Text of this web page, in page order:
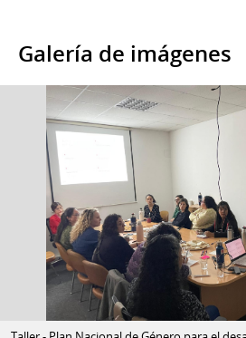
Galería de imágenes